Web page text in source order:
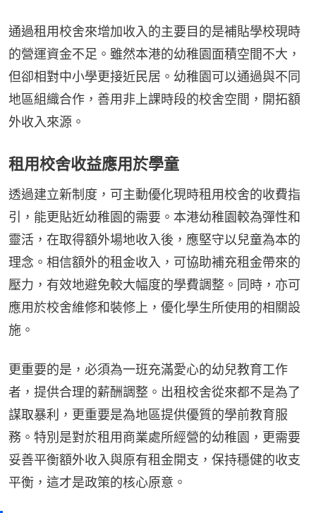
通過租用校舍來增加收入的主要目的是補貼學校現時
的營運資金不足。雖然本港的幼稚園面積空間不大，
但卻相對中小學更接近民居。幼稚園可以通過與不同
地區組織合作，善用非上課時段的校舍空間，開拓額
外收入來源。
租用校舍收益應用於學童
透過建立新制度，可主動優化現時租用校舍的收費指
引，能更貼近幼稚園的需要。本港幼稚園較為彈性和
靈活，在取得額外場地收入後，應堅守以兒童為本的
理念。相信額外的租金收入，可協助補充租金帶來的
壓力，有效地避免較大幅度的學費調整。同時，亦可
應用於校舍維修和裝修上，優化學生所使用的相關設
施。
更重要的是，必須為一班充滿愛心的幼兒教育工作
者，提供合理的薪酬調整。出租校舍從來都不是為了
謀取暴利，更重要是為地區提供優質的學前教育服
務。特別是對於租用商業處所經營的幼稚園，更需要
妥善平衡額外收入與原有租金開支，保持穩健的收支
平衡，這才是政策的核心原意。